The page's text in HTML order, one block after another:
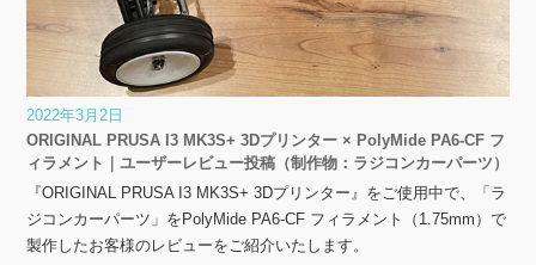
2022年3月2日
ORIGINAL PRUSA I3 MK3S+ 3Dプリンター × PolyMide PA6-CF フ
ィラメント｜ユーザーレビュー投稿（制作物：ラジコンカーパーツ）
『ORIGINAL PRUSA I3 MK3S+ 3Dプリンター』をご使用中で、「ラ
ジコンカーパーツ」をPolyMide PA6-CF フィラメント（1.75mm）で
製作したお客様のレビューをご紹介いたします。